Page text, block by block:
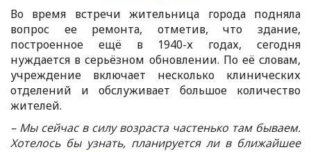
Во время встречи жительница города подняла
вопрос ее ремонта, отметив, что здание,
построенное ещё в 1940-х годах, сегодня
нуждается в серьёзном обновлении. По её словам,
учреждение включает несколько клинических
отделений и обслуживает большое количество
жителей.
– Мы сейчас в силу возраста частенько там бываем.
Хотелось бы узнать, планируется ли в ближайшее